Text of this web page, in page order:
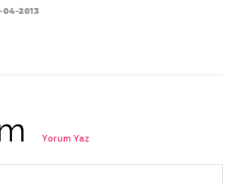
04-2013
Yorum Yaz